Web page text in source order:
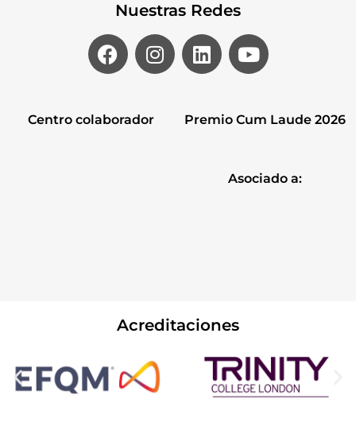
Nuestras Redes
Centro colaborador Premio Cum Laude 2026
Asociado a:
Acreditaciones